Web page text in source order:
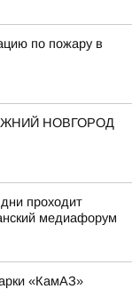
по пожару в
НОВГОРОД
проходит
медиафорум
«КамАЗ»